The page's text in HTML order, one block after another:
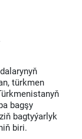
türkmen
bagşy
bagtyýarlyk
biri.